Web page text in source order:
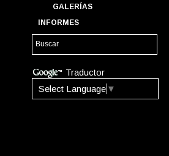
GALERÍAS
INFORMES
Traductor
Select Language ▼